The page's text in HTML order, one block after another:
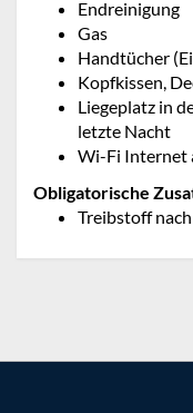
Endreinigung
Gas
Handtücher
Kopfkissen,
Liegeplatz in
letzte Nacht
Wi-Fi Internet
Obligatorische
Treibstoff